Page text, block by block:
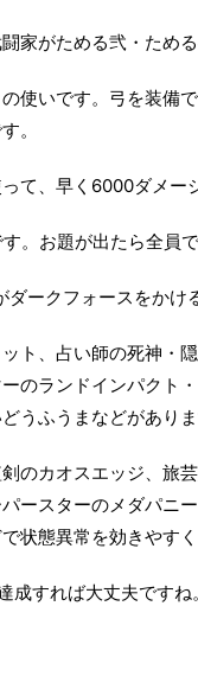
家がためる弐・ため
使いです。弓を装備
。
て、早く6000ダメー
。お題が出たら全員
ークフォースをかけ
ト、占い師の死神・
のランドインパクト
うふうまなどがありま
のカオスエッジ、旅
ースターのメダパニ
状態異常を効きやすく
すれば大丈夫ですね。